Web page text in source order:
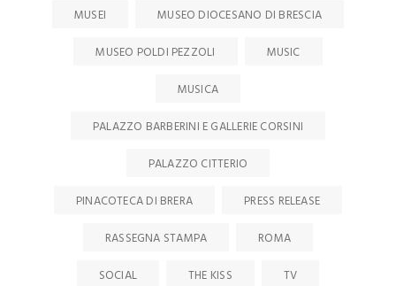
MUSEI
MUSEO DIOCESANO DI BRESCIA
MUSEO POLDI PEZZOLI
MUSIC
MUSICA
PALAZZO BARBERINI E GALLERIE CORSINI
PALAZZO CITTERIO
PINACOTECA DI BRERA
PRESS RELEASE
RASSEGNA STAMPA
ROMA
SOCIAL
THE KISS
TV